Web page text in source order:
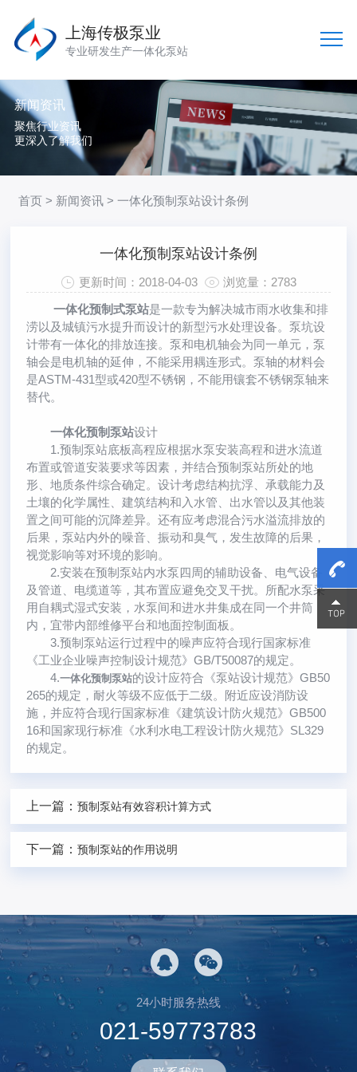
上海传极泵业
专业研发生产一体化泵站
新闻资讯
聚焦行业资讯
更深入了解我们
首页 > 新闻资讯 > 一体化预制泵站设计条例
一体化预制泵站设计条例
更新时间：2018-04-03
浏览量：2783
一体化预制式泵站是一款专为解决城市雨水收集和排
涝以及城镇污水提升而设计的新型污水处理设备。泵坑设
计带有一体化的排放连接。泵和电机轴会为同一单元，泵
轴会是电机轴的延伸，不能采用耦连形式。泵轴的材料会
是ASTM-431型或420型不锈钢，不能用镶套不锈钢泵轴来
替代。
一体化预制泵站设计
1.预制泵站底板高程应根据水泵安装高程和进水流道
布置或管道安装要求等因素，并结合预制泵站所处的地
形、地质条件综合确定。设计考虑结构抗浮、承载能力及
土壤的化学属性、建筑结构和入水管、出水管以及其他装
置之间可能的沉降差异。还有应考虑混合污水溢流排放的
后果，泵站内外的噪音、振动和臭气，发生故障的后果，
视觉影响等对环境的影响。
2.安装在预制泵站内水泵四周的辅助设备、电气设备
及管道、电缆道等，其布置应避免交叉干扰。所配水泵采
用自耦式湿式安装，水泵间和进水井集成在同一个井筒
内，宜带内部维修平台和地面控制面板。
3.预制泵站运行过程中的噪声应符合现行国家标准
《工业企业噪声控制设计规范》GB/T50087的规定。
4.一体化预制泵站的设计应符合《泵站设计规范》GB50
265的规定，耐火等级不应低于二级。附近应设消防设
施，并应符合现行国家标准《建筑设计防火规范》GB500
16和国家现行标准《水利水电工程设计防火规范》SL329
的规定。
上一篇：预制泵站有效容积计算方式
下一篇：预制泵站的作用说明
24小时服务热线
021-59773783